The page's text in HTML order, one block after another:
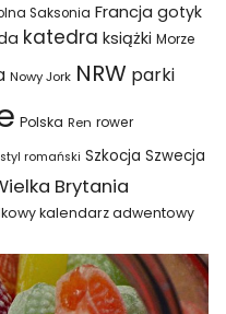
Saksonia Francja gotyk
katedra książki Morze
Nowy Jork NRW parki
Polska Ren rower
styl romański Szkocja Szwecja
Brytania
kalendarz adwentowy